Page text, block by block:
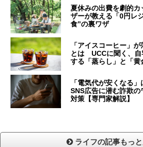
夏休みの出費を劇的
ザーが教える「0円レ
食”の裏ワザ
「アイスコーヒー」
とは UCCに聞く、自
する「蒸らし」と「黄
「電気代が安くなる
SNS広告に潜む詐欺
対策【専門家解説】
ライフの記事もっ